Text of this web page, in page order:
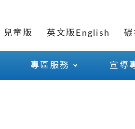
兒童版 英文版English 碳
專區服務 宣導